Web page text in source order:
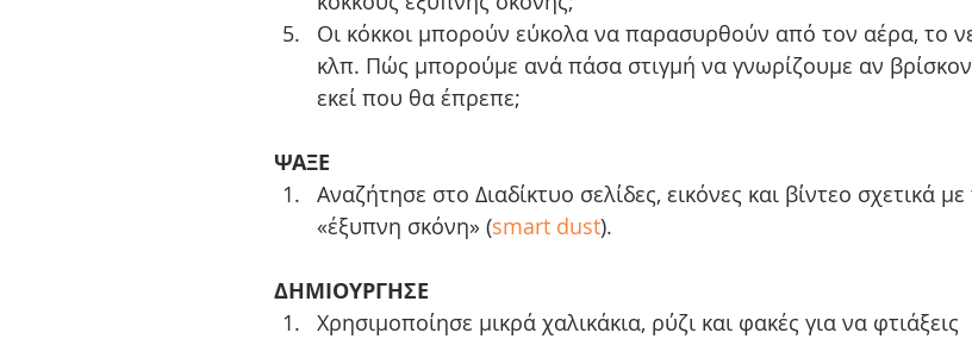
Οι κόκκοι μπορούν εύκολα να παρασυρθούν από τον αέρα, το
κλπ. Πώς μπορούμε ανά πάσα στιγμή να γνωρίζουμε αν
εκεί που θα έπρεπε;
ΨΑΞΕ
Αναζήτησε στο Διαδίκτυο σελίδες, εικόνες και βίντεο σχετικά με
«έξυπνη σκόνη» (smart dust).
ΔΗΜΙΟΥΡΓΗΣΕ
Χρησιμοποίησε μικρά χαλικάκια, ρύζι και φακές για να φτιάξεις